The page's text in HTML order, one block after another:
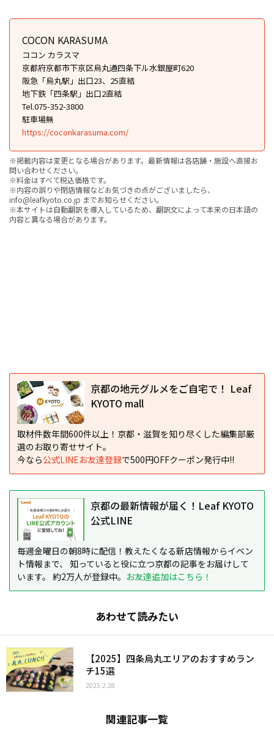
COCON KARASUMA
ココン カラスマ
京都府京都市下京区烏丸通四条下ル水銀屋町620
阪急「烏丸駅」出口23、25直結
地下鉄「四条駅」出口2直結
Tel.075-352-3800
駐車場無
https://coconkarasuma.com/
※掲載内容は変更となる場合があります。最新情報は各店舗・施設へ直接お
問い合わせください。
※料金はすべて税込価格です。
※内容の誤りや閉店情報などお気づきの点がございましたら、
info@leafkyoto.co.jp までお知らせください。
※本サイトは自動翻訳を導入しているため、翻訳文によって本来の日本語の
内容と異なる場合があります。
京都の地元グルメをご自宅で！ Leaf
KYOTO mall
取材件数年間600件以上！京都・滋賀を知り尽くした編集部厳
選のお取り寄せサイト。
今なら公式LINEお友達登録で500円OFFクーポン発行中!!
京都の最新情報が届く！Leaf KYOTO
公式LINE
毎週金曜日の朝8時に配信！教えたくなる新店情報からイベン
ト情報まで、 知っていると役に立つ京都の記事をお届けして
います。 約2万人が登録中。 お友達追加はこちら！
あわせて読みたい
【2025】四条烏丸エリアのおすすめラン
チ15選
2025.2.28
関連記事一覧